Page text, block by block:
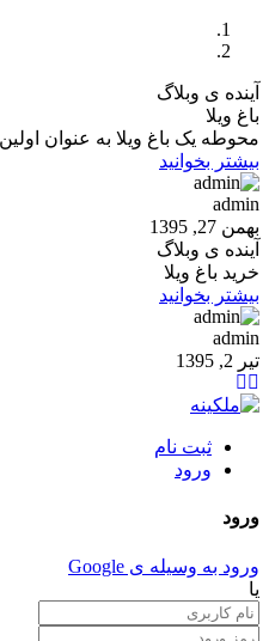
آینده ی وبلاگ
باغ ویلا
محوطه یک باغ ویلا به عنوان
بیشتر بخوانید
admin
بهمن 27, 1395
آینده ی وبلاگ
خرید باغ ویلا
بیشتر بخوانید
admin
تیر 2, 1395
ثبت نام
ورود
ورود
ورود به وسیله ی Google
یا